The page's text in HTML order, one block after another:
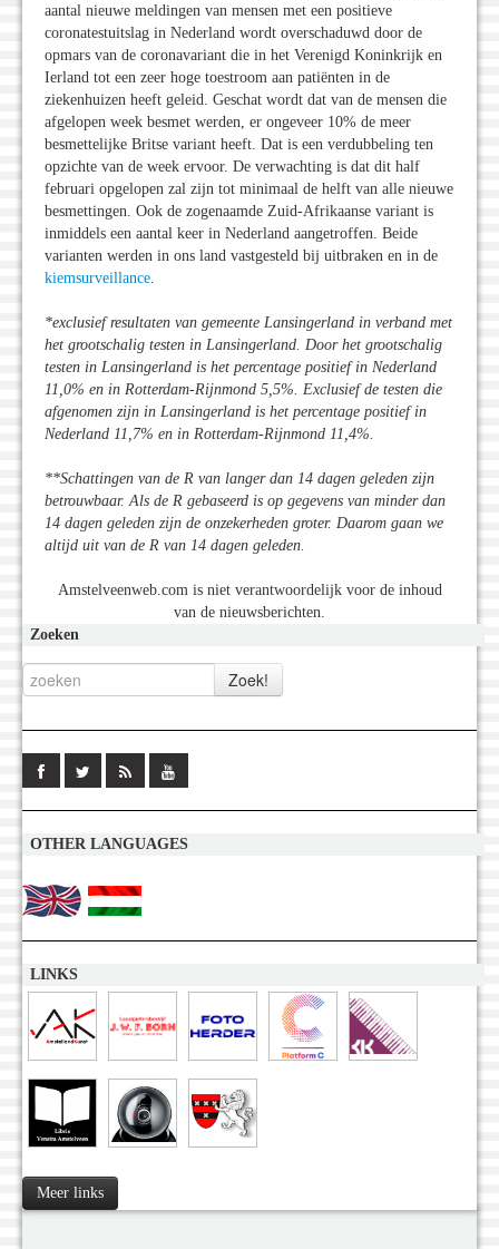
aantal nieuwe meldingen van mensen met een positieve
coronatestuitslag in Nederland wordt overschaduwd door de
opmars van de coronavariant die in het Verenigd Koninkrijk en
Ierland tot een zeer hoge toestroom aan patiënten in de
ziekenhuizen heeft geleid. Geschat wordt dat van de mensen die
afgelopen week besmet werden, er ongeveer 10% de meer
besmettelijke Britse variant heeft. Dat is een verdubbeling ten
opzichte van de week ervoor. De verwachting is dat dit half
februari opgelopen zal zijn tot minimaal de helft van alle nieuwe
besmettingen. Ook de zogenaamde Zuid-Afrikaanse variant is
inmiddels een aantal keer in Nederland aangetroffen. Beide
varianten werden in ons land vastgesteld bij uitbraken en in de
kiemsurveillance.
*exclusief resultaten van gemeente Lansingerland in verband met
het grootschalig testen in Lansingerland. Door het grootschalig
testen in Lansingerland is het percentage positief in Nederland
11,0% en in Rotterdam-Rijnmond 5,5%. Exclusief de testen die
afgenomen zijn in Lansingerland is het percentage positief in
Nederland 11,7% en in Rotterdam-Rijnmond 11,4%.
**Schattingen van de R van langer dan 14 dagen geleden zijn
betrouwbaar. Als de R gebaseerd is op gegevens van minder dan
14 dagen geleden zijn de onzekerheden groter. Daarom gaan we
altijd uit van de R van 14 dagen geleden.
Amstelveenweb.com is niet verantwoordelijk voor de inhoud
van de nieuwsberichten.
Zoeken
OTHER LANGUAGES
LINKS
Meer links